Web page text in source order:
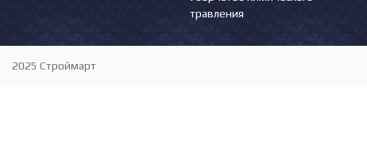
травления
2025 Строймарт